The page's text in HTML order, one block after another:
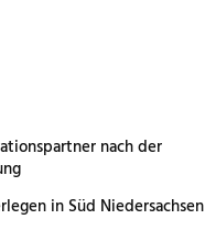
nach der
in Süd Niedersachsen